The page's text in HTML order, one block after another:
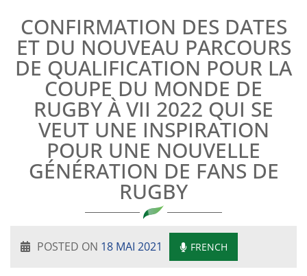
CONFIRMATION DES DATES
ET DU NOUVEAU PARCOURS
DE QUALIFICATION POUR LA
COUPE DU MONDE DE
RUGBY À VII 2022 QUI SE
VEUT UNE INSPIRATION
POUR UNE NOUVELLE
GÉNÉRATION DE FANS DE
RUGBY
POSTED ON 18 MAI 2021 FRENCH